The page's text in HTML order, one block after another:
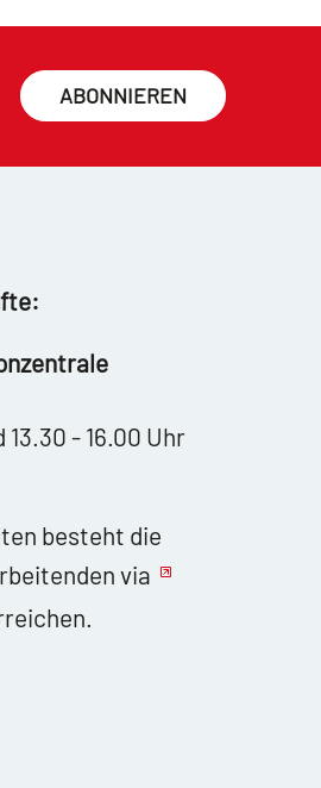
ABONNIEREN
13.30 - 16.00 Uhr
besteht die
via